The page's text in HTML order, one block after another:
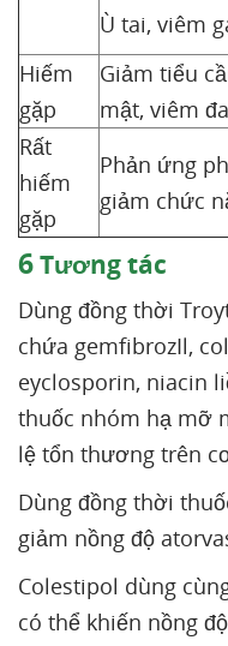
Ù tai, viêm
Hiếm
gặp
Giảm tiểu
mật, viêm
Rất
hiếm
gặp
Phản ứng
giảm chức
6Tương tác
Dùng đồng thời
chứa gemfibrozIl,
eyclosporin, niacin
thuốc nhóm hạ mỡ
lệ tổn thương trên
Dùng đồng thời
giảm nồng độ
Colestipol dùng
có thể khiến nồng